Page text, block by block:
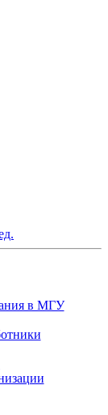
в МГУ